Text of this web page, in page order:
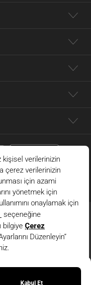
Hizmetleri
Örme Tişört